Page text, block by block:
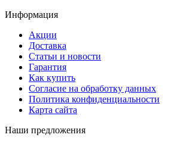
Информация
Акции
Доставка
Статьи и новости
Гарантия
Как купить
Согласие на обработку данных
Политика конфиденциальности
Карта сайта
Наши предложения